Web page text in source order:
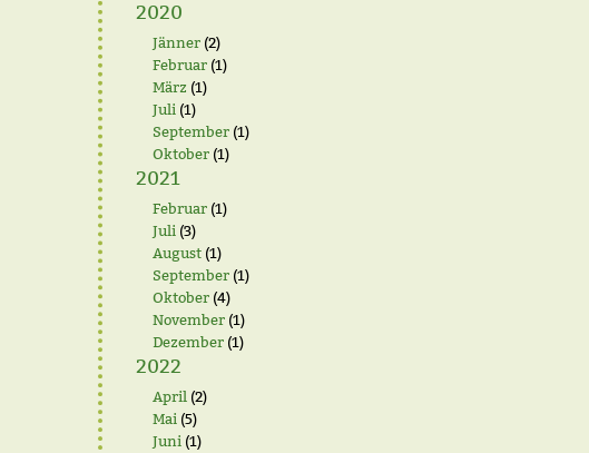
2020
Jänner(2)
Februar(1)
März (1)
Juli (1)
September(1)
Oktober(1)
2021
Februar(1)
Juli (3)
August(1)
September(1)
Oktober(4)
November(1)
Dezember(1)
2022
April (2)
Mai (5)
Juni (1)